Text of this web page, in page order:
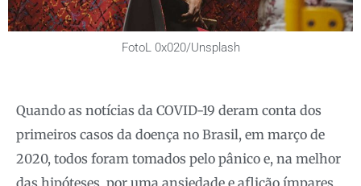
FotoL 0x020/Unsplash
Quando as notícias da COVID-19 deram conta dos
primeiros casos da doença no Brasil, em março de
2020, todos foram tomados pelo pânico e, na melhor